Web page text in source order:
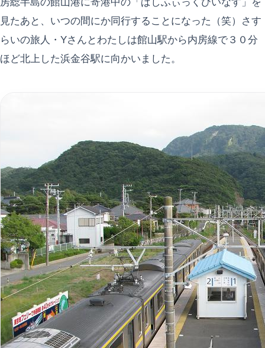
見たあと、いつの間にか同行することになった（笑）さす
らいの旅人・Yさんとわたしは館山駅から内房線で３０分
ほど北上した浜金谷駅に向かいました。